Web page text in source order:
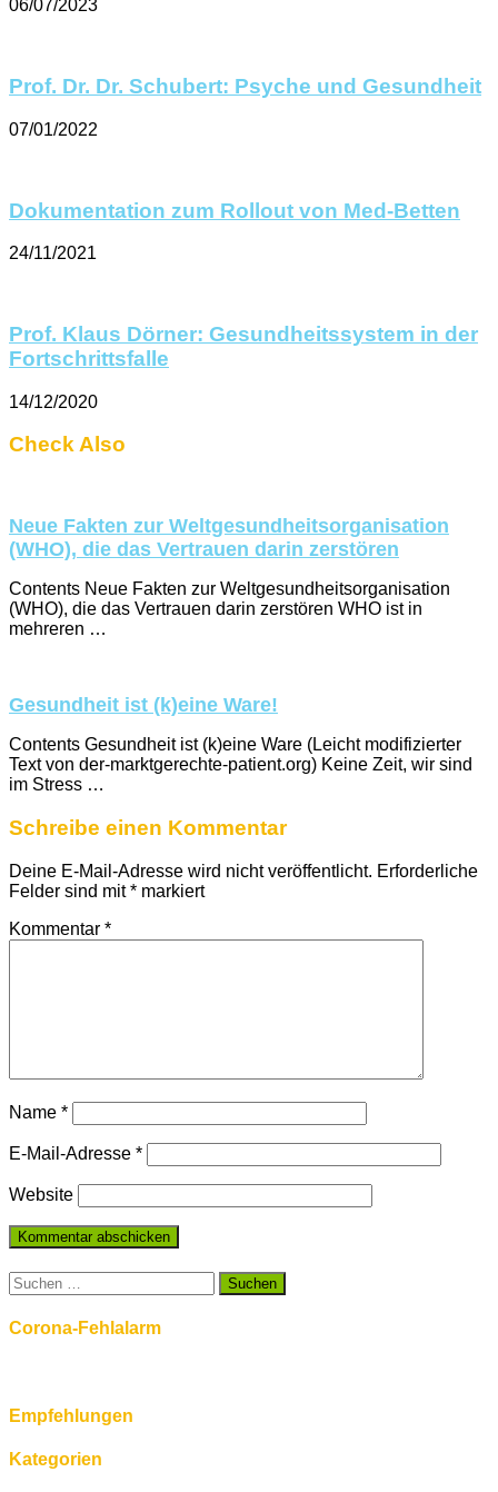
06/07/2023
Prof. Dr. Dr. Schubert: Psyche und Gesundheit
07/01/2022
Dokumentation zum Rollout von Med-Betten
24/11/2021
Prof. Klaus Dörner: Gesundheitssystem in der
Fortschrittsfalle
14/12/2020
Check Also
Neue Fakten zur Weltgesundheitsorganisation
(WHO), die das Vertrauen darin zerstören
Contents Neue Fakten zur Weltgesundheitsorganisation
(WHO), die das Vertrauen darin zerstören WHO ist in
mehreren …
Gesundheit ist (k)eine Ware!
Contents Gesundheit ist (k)eine Ware (Leicht modifizierter
Text von der-marktgerechte-patient.org) Keine Zeit, wir sind
im Stress …
Schreibe einen Kommentar
Deine E-Mail-Adresse wird nicht veröffentlicht. Erforderliche
Felder sind mit* markiert
Kommentar *
Name *
E-Mail-Adresse *
Website
Suchen
nach:
Corona-Fehlalarm
Empfehlungen
Kategorien